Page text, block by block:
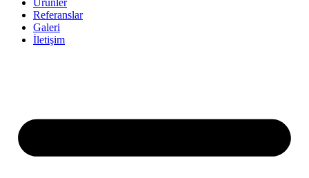
Ürünler
Referanslar
Galeri
İletişim